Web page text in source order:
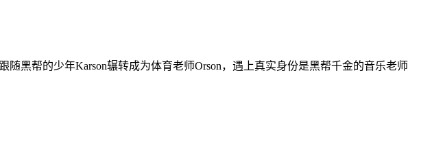
黑帮的少年Karson辗转成为体育老师Orson，遇上真实身份是黑帮千金的音乐老师